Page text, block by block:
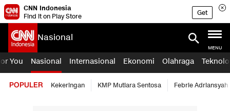
CNN Indonesia
Find it on Play Store
Get
Nasional
MENU
You Nasional Internasional Ekonomi Olahraga
POPULER Kekeringan KMP Mutiara Sentosa Febrie Adriansyah